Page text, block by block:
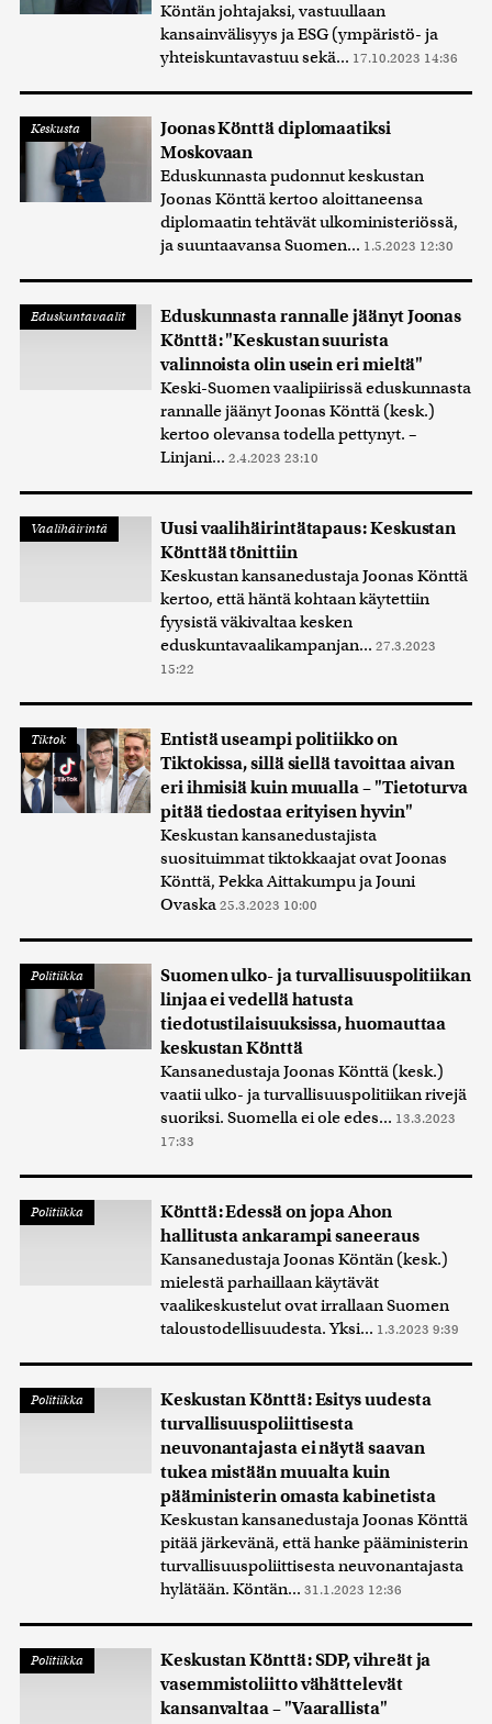
Köntän johtajaksi, vastuullaan
kansainvälisyys ja ESG (ympäristö- ja
yhteiskuntavastuu sekä... 17.10.2023 14:36
Keskusta
Joonas Könttä diplomaatiksi
Moskovaan
Eduskunnasta pudonnut keskustan
Joonas Könttä kertoo aloittaneensa
diplomaatin tehtävät ulkoministeriössä,
ja suuntaavansa Suomen... 1.5.2023 12:30
Eduskuntavaalit
Eduskunnasta rannalle jäänyt Joonas
Könttä: "Keskustan suurista
valinnoista olin usein eri mieltä"
Keski-Suomen vaalipiirissä eduskunnasta
rannalle jäänyt Joonas Könttä (kesk.)
kertoo olevansa todella pettynyt. –
Linjani... 2.4.2023 23:10
Vaalihäirintä
Uusi vaalihäirintätapaus: Keskustan
Könttää tönittiin
Keskustan kansanedustaja Joonas Könttä
kertoo, että häntä kohtaan käytettiin
fyysistä väkivaltaa kesken
eduskuntavaalikampanjan... 27.3.2023
15:22
Tiktok
Entistä useampi politiikko on
Tiktokissa, sillä siellä tavoittaa aivan
eri ihmisiä kuin muualla – "Tietoturva
pitää tiedostaa erityisen hyvin"
Keskustan kansanedustajista
suosituimmat tiktokkaajat ovat Joonas
Könttä, Pekka Aittakumpu ja Jouni
Ovaska 25.3.2023 10:00
Politiikka
Suomen ulko- ja turvallisuuspolitiikan
linjaa ei vedellä hatusta
tiedotustilaisuuksissa, huomauttaa
keskustan Könttä
Kansanedustaja Joonas Könttä (kesk.)
vaatii ulko- ja turvallisuuspolitiikan rivejä
suoriksi. Suomella ei ole edes... 13.3.2023
17:33
Politiikka
Könttä: Edessä on jopa Ahon
hallitusta ankarampi saneeraus
Kansanedustaja Joonas Köntän (kesk.)
mielestä parhaillaan käytävät
vaalikeskustelut ovat irrallaan Suomen
taloustodellisuudesta. Yksi... 1.3.2023 9:39
Politiikka
Keskustan Könttä: Esitys uudesta
turvallisuuspoliittisesta
neuvonantajasta ei näytä saavan
tukea mistään muualta kuin
pääministerin omasta kabinetista
Keskustan kansanedustaja Joonas Könttä
pitää järkevänä, että hanke pääministerin
turvallisuuspoliittisesta neuvonantajasta
hylätään. Köntän... 31.1.2023 12:36
Politiikka
Keskustan Könttä: SDP, vihreät ja
vasemmistoliitto vähättelevät
kansanvaltaa – "Vaarallista"